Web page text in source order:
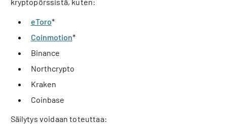
eToro*
Coinmotion*
Binance
Northcrypto
Kraken
Coinbase
Säilytys voidaan toteuttaa: